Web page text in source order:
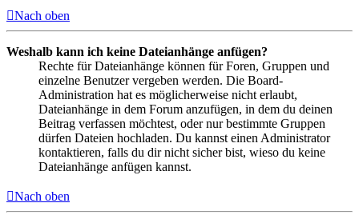
Nach oben
Weshalb kann ich keine Dateianhänge anfügen?
Rechte für Dateianhänge können für Foren, Gruppen und
einzelne Benutzer vergeben werden. Die Board-
Administration hat es möglicherweise nicht erlaubt,
Dateianhänge in dem Forum anzufügen, in dem du deinen
Beitrag verfassen möchtest, oder nur bestimmte Gruppen
dürfen Dateien hochladen. Du kannst einen Administrator
kontaktieren, falls du dir nicht sicher bist, wieso du keine
Dateianhänge anfügen kannst.
Nach oben